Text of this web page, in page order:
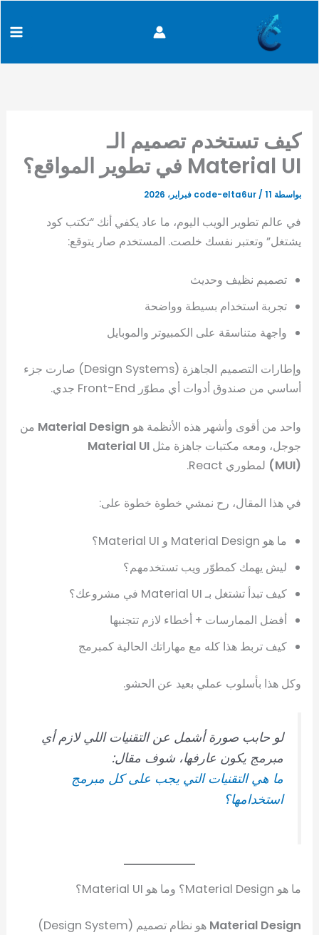
كيف تستخدم تصميم الـ
Material UI في تطوير المواقع؟
بواسطة code-elta6ur / 11 فبراير، 2026
في عالم تطوير الويب اليوم، ما عاد يكفي أنك “تكتب كود
يشتغل” وتعتبر نفسك خلصت. المستخدم صار يتوقع:
تصميم نظيف وحديث
تجربة استخدام بسيطة وواضحة
واجهة متناسقة على الكمبيوتر والموبايل
وإطارات التصميم الجاهزة (Design Systems) صارت جزء
أساسي من صندوق أدوات أي مطوّر Front-End جدي.
واحد من أقوى وأشهر هذه الأنظمة هو Material Design من
جوجل، ومعه مكتبات جاهزة مثلMaterial UI
(MUI) لمطوري React.
في هذا المقال، رح نمشي خطوة خطوة على:
ما هو Material Design و Material UI؟
ليش يهمك كمطوّر ويب تستخدمهم؟
كيف تبدأ تشتغل بـ Material UI في مشروعك؟
أفضل الممارسات + أخطاء لازم تتجنبها
كيف تربط هذا كله مع مهاراتك الحالية كمبرمج
وكل هذا بأسلوب عملي بعيد عن الحشو.
لو حابب صورة أشمل عن التقنيات اللي لازم أي
مبرمج يكون عارفها، شوف مقال:
ما هي التقنيات التي يجب على كل مبرمج
استخدامها؟
ما هو Material Design؟ وما هو Material UI؟
Material Design
هو نظام تصميم (Design System)
بريدك
الإلكتروني...